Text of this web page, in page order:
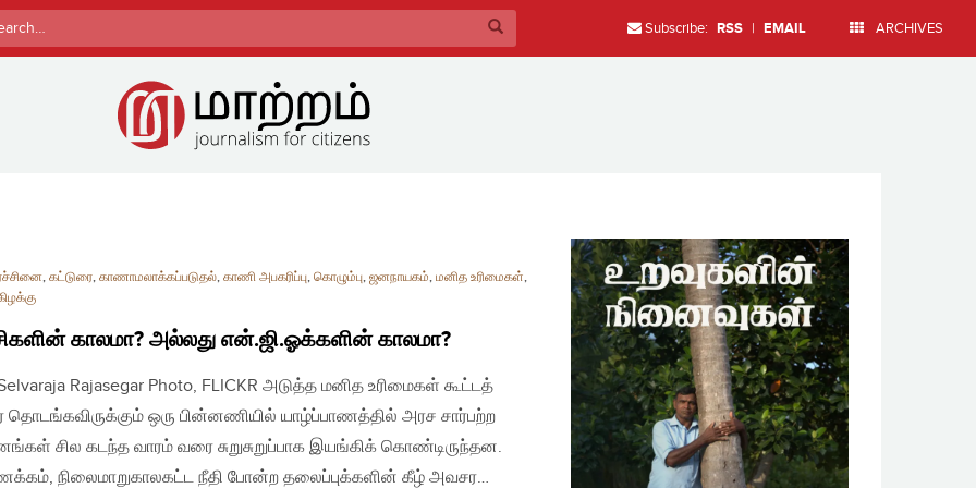
Subscribe: RSS | EMAIL ARCHIVES
, கட்டுரை, காணாமலாக்கப்படுதல், காணி அபகரிப்பு, கொழும்பு, ஜனநாயகம், மனித உரிமைகள்,
காலமா? அல்லது என்.ஜி.ஓக்களின் காலமா?
Rajasegar Photo, FLICKR அடுத்த மனித உரிமைகள் கூட்டத்
ஒரு பின்னணியில் யாழ்ப்பாணத்தில் அரச சார்பற்ற
சில கடந்த வாரம் வரை சுறுசுறுப்பாக இயங்கிக் கொண்டிருந்தன.
நிலைமாறுகாலகட்ட நீதி போன்ற தலைப்புக்களின் கீழ் அவசர…